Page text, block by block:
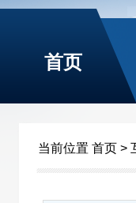
首页
当前位置 首页>